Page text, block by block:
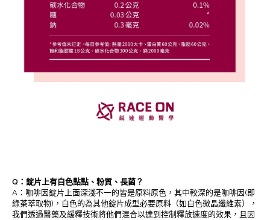
Q：錠片上有白色點點、粉質、長菌？
A：咖啡因錠片上面深淺不一的皆是原料原色，其中較深的是咖啡因(即
綠茶萃取物)，白色的為其他錠片成型必要原料（如白色微晶纖維素），
我們透過醫藥及緩釋技術將他們混合以達到控制釋放速度的效果，且因